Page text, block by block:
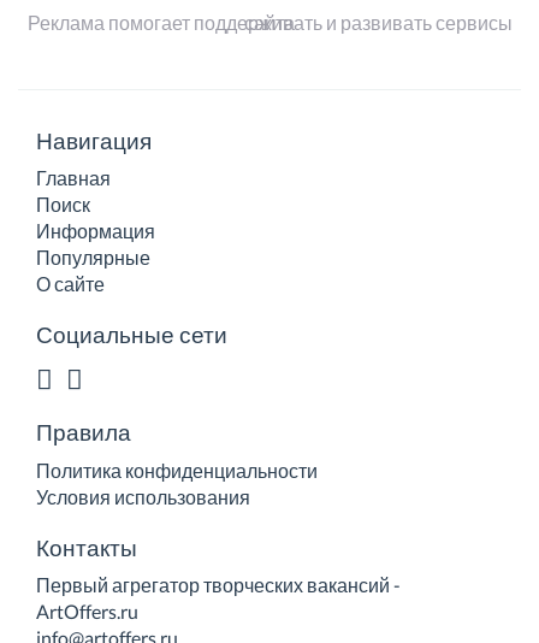
Реклама помогает поддерживать и развивать сервисы сайта
Навигация
Главная
Поиск
Информация
Популярные
О сайте
Социальные сети
Правила
Политика конфиденциальности
Условия использования
Контакты
Первый агрегатор творческих вакансий -
ArtOffers.ru
info@artoffers.ru